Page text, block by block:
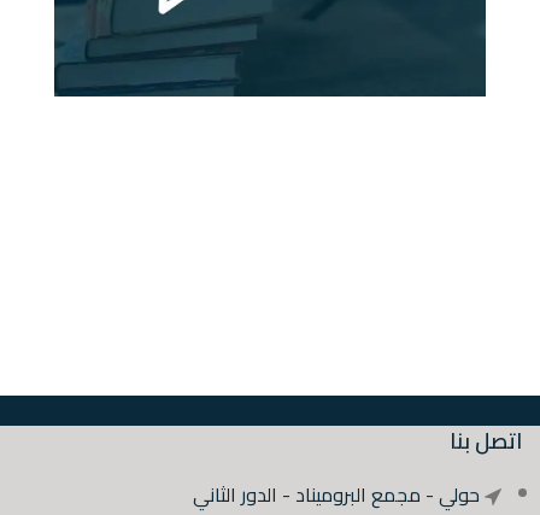
اتصل بنا
حولي - مجمع البروميناد - الدور الثاني